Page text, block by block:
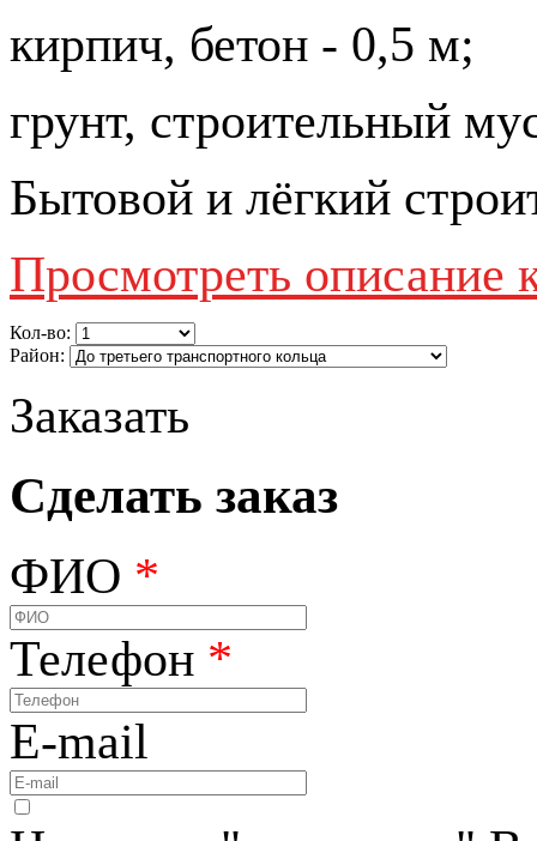
кирпич, бетон - 0,5 м;
грунт, строительный
Бытовой и лёгкий
Просмотреть описание
Кол-во:
Район:
Заказать
Сделать заказ
ФИО *
Телефон *
E-mail